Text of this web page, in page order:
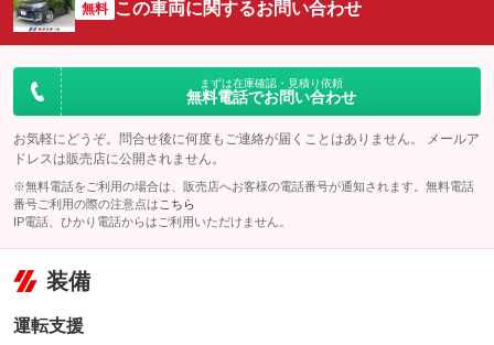
無料 この車両に関するお問い合わせ
まずは在庫確認・見積り依頼
無料電話でお問い合わせ
お気軽にどうぞ。問合せ後に何度もご連絡が届くことはありません。 メールア
ドレスは販売店に公開されません。
※無料電話をご利用の場合は、販売店へお客様の電話番号が通知されます。無料電話
番号ご利用の際の注意点は こちら
IP電話、ひかり電話からはご利用いただけません。
装備
運転支援